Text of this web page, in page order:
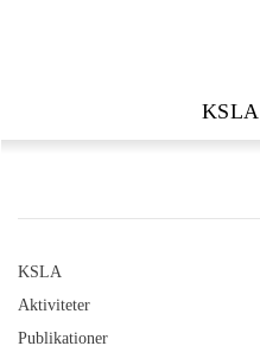
KSLA
KSLA
Aktiviteter
Publikationer